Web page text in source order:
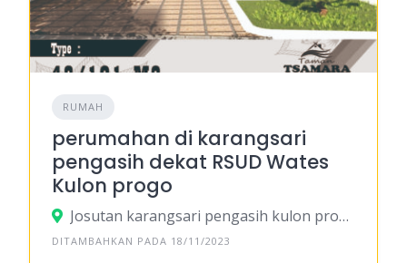
RUMAH
perumahan di karangsari
pengasih dekat RSUD Wates
Kulon progo
Josutan karangsari pengasih kulon progo
DITAMBAHKAN PADA 18/11/2023